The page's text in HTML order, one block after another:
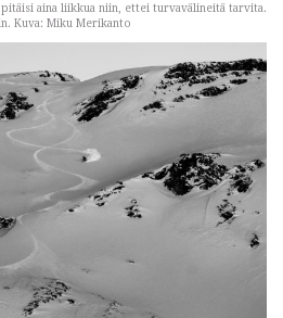
aina liikkua niin, ettei turvavälineitä tarvita.
Kuva: Miku Merikanto